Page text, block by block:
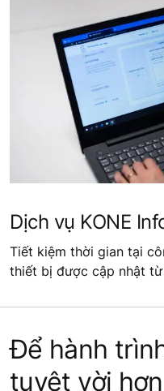
Dịch vụ KONE
Tiết kiệm thời gian tại
thiết bị được cập nhật từ
Để hành
tuyệt vời hơn